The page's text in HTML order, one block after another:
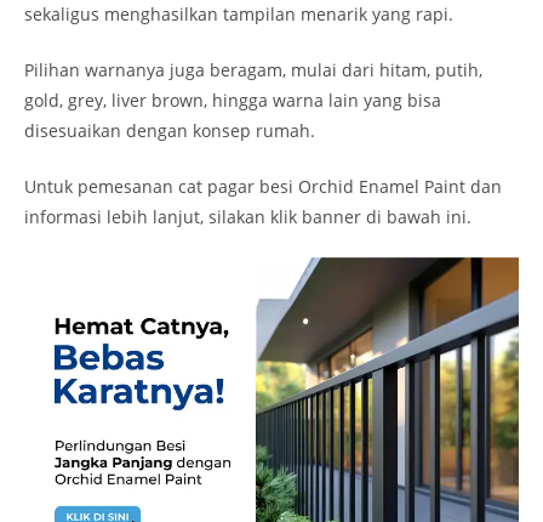
sekaligus menghasilkan tampilan menarik yang rapi.
Pilihan warnanya juga beragam, mulai dari hitam, putih,
gold, grey, liver brown, hingga warna lain yang bisa
disesuaikan dengan konsep rumah.
Untuk pemesanan cat pagar besi Orchid Enamel Paint dan
informasi lebih lanjut, silakan klik banner di bawah ini.